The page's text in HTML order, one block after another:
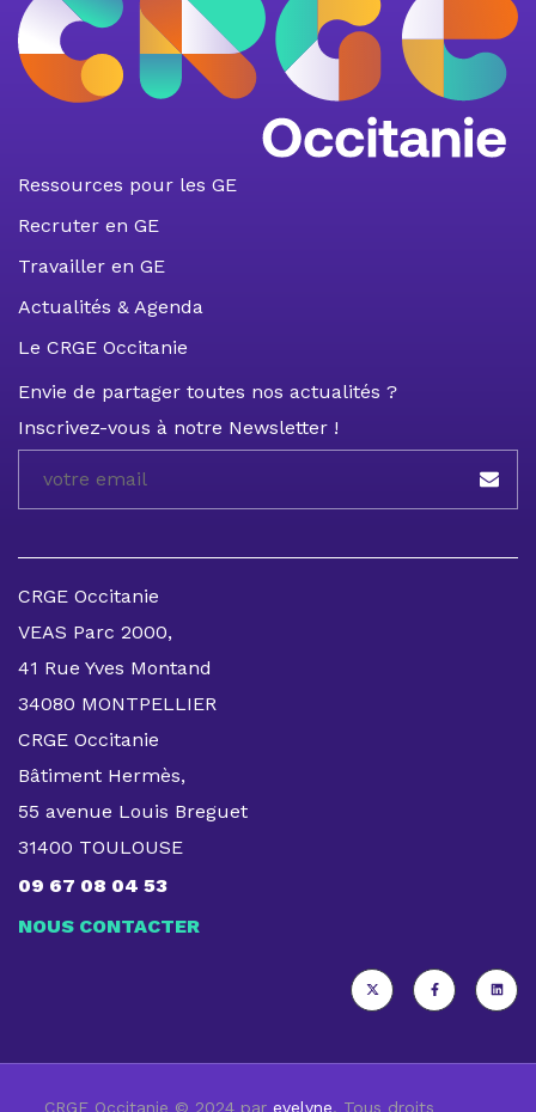
Ressources pour les GE
Recruter en GE
Travailler en GE
Actualités & Agenda
Le CRGE Occitanie
Envie de partager toutes nos actualités ?
Inscrivez-vous à notre Newsletter !
CRGE Occitanie
VEAS Parc 2000,
41 Rue Yves Montand
34080 MONTPELLIER
CRGE Occitanie
Bâtiment Hermès,
55 avenue Louis Breguet
31400 TOULOUSE
09 67 08 04 53
NOUS CONTACTER
CRGE Occitanie © 2024 parevelyne. Tous droits